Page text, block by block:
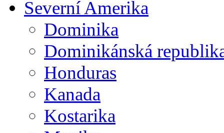
Severní Amerika
Dominika
Dominikánská
Honduras
Kanada
Kostarika